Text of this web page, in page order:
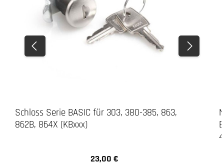
Schloss Serie BASIC für 303, 380-385, 863,
862B, 864X (KBxxx)
Regulärer Preis:
23,00 €